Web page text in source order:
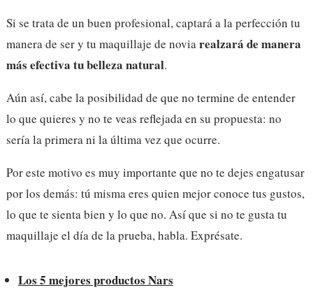
Si se trata de un buen profesional, captará a la perfección tu
manera de ser y tu maquillaje de noviarealzará de manera
más efectiva tu belleza natural.
Aún así, cabe la posibilidad de que no termine de entender
lo que quieres y no te veas reflejada en su propuesta: no
sería la primera ni la última vez que ocurre.
Por este motivo es muy importante que no te dejes engatusar
por los demás: tú misma eres quien mejor conoce tus gustos,
lo que te sienta bien y lo que no. Así que si no te gusta tu
maquillaje el día de la prueba, habla. Exprésate.
Los 5 mejores productos Nars